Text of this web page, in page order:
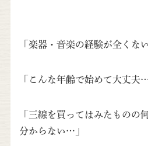
「楽器・音楽の経験が全くな
「こんな年齢で始めて大丈夫…
「三線を買ってはみたものの
分からない…」